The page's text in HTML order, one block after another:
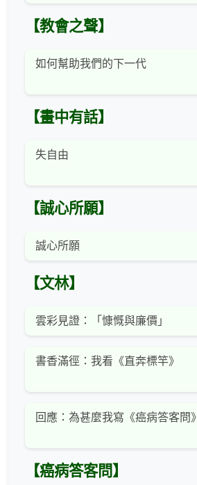
【教會之聲】
如何幫助我們的下一代
【畫中有話】
失自由
【誠心所願】
誠心所願
【文林】
雲彩見證：「慷慨與廉價」
書香滿徑：我看《直奔標竿》
回應：為甚麼我寫《癌病答客問》
【癌病答客問】